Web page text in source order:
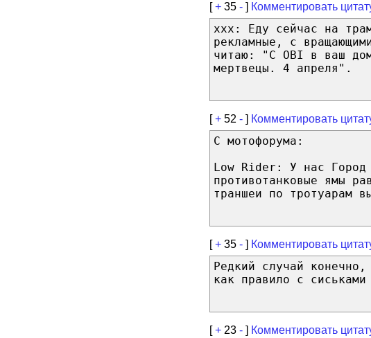
[+ 35 - ] Комментировать
xxx: Еду сейчас на
рекламные, с
читаю: "С OBI в ваш
мертвецы. 4 апреля".
[+ 52 - ] Комментировать
С мотофорума:
Low Rider: У нас Город
противотанковые ямы
траншеи по
[+ 35 - ] Комментировать
Редкий случай
как правило с
[+ 23 - ] Комментировать